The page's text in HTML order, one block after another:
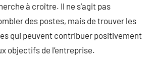
à croître. Il ne s’agit pas
des postes, mais de trouver les
qui peuvent contribuer positivement
objectifs de l’entreprise.